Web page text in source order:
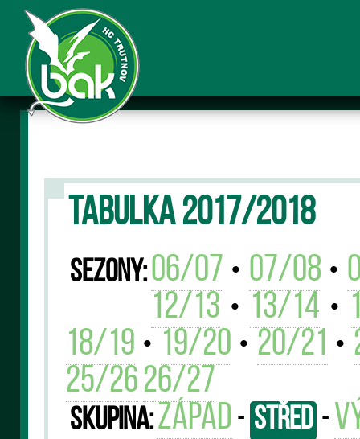
TABULKA 2017/2018
Sezony:06/07 • 07/08 •
12/13 • 13/14 •
18/19 • 19/20 • 20/21 •
25/2626/27
Skupina:západ - střed -